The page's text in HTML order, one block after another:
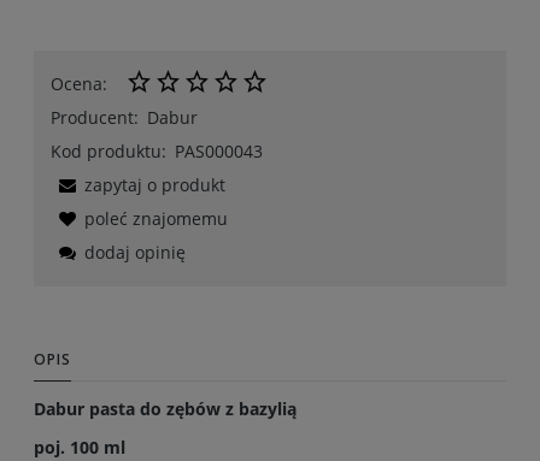
Ocena:
Producent: Dabur
Kod produktu: PAS000043
zapytaj o produkt
poleć znajomemu
dodaj opinię
OPIS
Dabur pasta do zębów z bazylią
poj. 100 ml